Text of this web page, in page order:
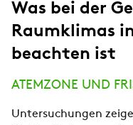
Was bei der
Raumklimas
beachten ist
ATEMZONE UND
Untersuchungen